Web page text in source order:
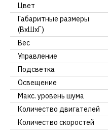
Цвет
Габаритные размеры
(ВхШхГ)
Вес
Управление
Подсветка
Освещение
Макс. уровень шума
Количество двигателей
Количество скоростей